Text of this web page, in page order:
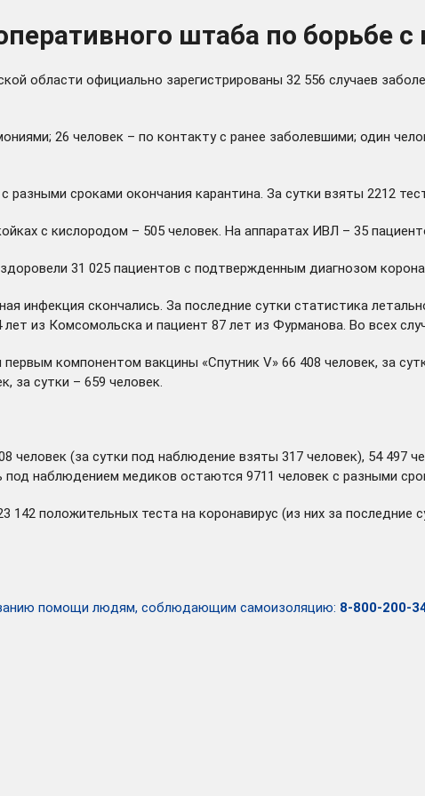
штаба по борьбе
области официально зарегистрированы 32 556 случаев
26 человек – по контакту с ранее заболевшими; один
сроками окончания карантина. За сутки взяты 2212
с кислородом – 505 человек. На аппаратах ИВЛ – 35
31 025 пациентов с подтвержденным диагнозом
инфекция скончались. За последние сутки статистика
из Комсомольска и пациент 87 лет из Фурманова. Во всех
компонентом вакцины «Спутник V» 66 408 человек, за
за сутки – 659 человек.
человек (за сутки под наблюдение взяты 317 человек), 54 497
наблюдением медиков остаются 9711 человек с разными
положительных теста на коронавирус (из них за
помощи людям, соблюдающим самоизоляцию: 8-800-200-